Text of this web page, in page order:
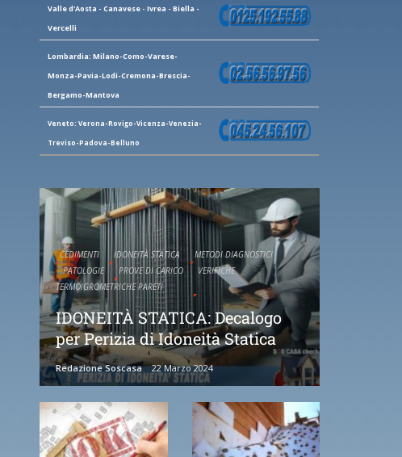
Valle d'Aosta - Canavese - Ivrea - Biella -
Vercelli
Lombardia: Milano-Como-Varese-
Monza-Pavia-Lodi-Cremona-Brescia-
Bergamo-Mantova
Veneto: Verona-Rovigo-Vicenza-Venezia-
Treviso-Padova-Belluno
CEDIMENTI IDONEITÀ STATICA
METODI DIAGNOSTICI
PATOLOGIE
PROVE DI CARICO
VERIFICHE
TERMOIGROMETRICHE PARETI
IDONEITÀ STATICA: Decalogo
per Perizia di Idoneità Statica
Redazione Soscasa 22 Marzo 2024